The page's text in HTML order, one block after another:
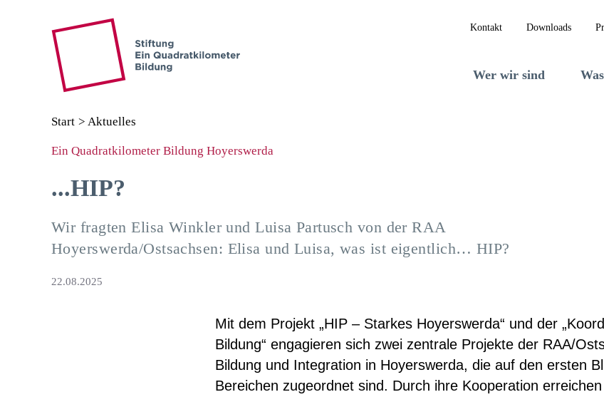
ZUM HAUPTINHALT SPRINGEN Kontakt Downloads
Wer wir sind
Start > Aktuelles
Ein Quadratkilometer Bildung Hoyerswerda
...HIP?
Wir fragten Elisa Winkler und Luisa Partusch von der RAA
Hoyerswerda/Ostsachsen: Elisa und Luisa, was ist eigentlich… HIP?
22.08.2025
Mit dem Projekt „HIP – Starkes Hoyerswerda“ und der
Bildung“ engagieren sich zwei zentrale Projekte der RAA/
Bildung und Integration in Hoyerswerda, die auf den ersten
Bereichen zugeordnet sind. Durch ihre Kooperation